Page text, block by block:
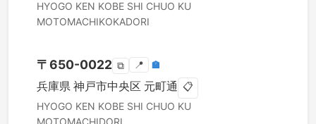
HYOGO KEN KOBE SHI CHUO KU
MOTOMACHIKOKADORI
〒650-0022 ⧉ 📍 🏣
兵庫県 神戸市中央区 元町通 📋
HYOGO KEN KOBE SHI CHUO KU
MOTOMACHIDORI